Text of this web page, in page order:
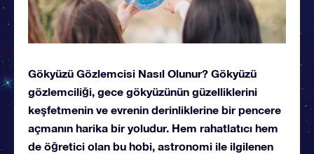
Gökyüzü Gözlemcisi Nasıl Olunur? Gökyüzü
gözlemciliği, gece gökyüzünün güzelliklerini
keşfetmenin ve evrenin derinliklerine bir pencere
açmanın harika bir yoludur. Hem rahatlatıcı hem
de öğretici olan bu hobi, astronomi ile ilgilenen